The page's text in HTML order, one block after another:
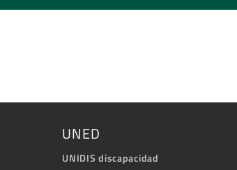
UNED
UNIDIS discapacidad